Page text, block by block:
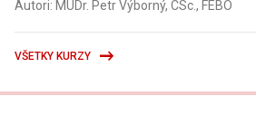
Autori: MUDr. Petr Výborný, CSc., FEBO
VŠETKY KURZY